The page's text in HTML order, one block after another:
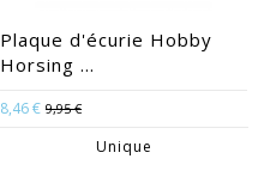
Plaque d'écurie Hobby
Horsing ...
8,46 € 9,95 €
Unique